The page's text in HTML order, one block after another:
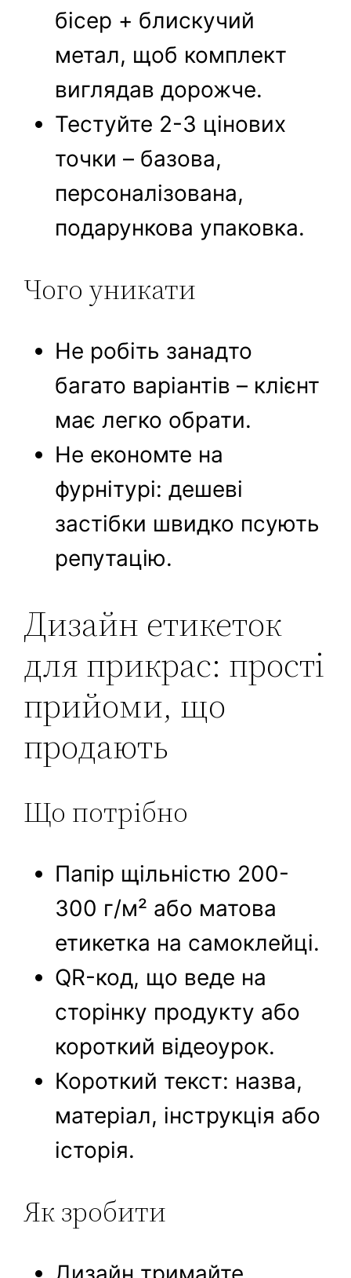
бісер + блискучий
метал, щоб комплект
виглядав дорожче.
Тестуйте 2-3 цінових
точки – базова,
персоналізована,
подарункова упаковка.
Чого уникати
Не робіть занадто
багато варіантів – клієнт
має легко обрати.
Не економте на
фурнітурі: дешеві
застібки швидко псують
репутацію.
Дизайн етикеток
для прикрас: прості
прийоми, що
продають
Що потрібно
Папір щільністю 200-
300 г/м² або матова
етикетка на самоклейці.
QR-код, що веде на
сторінку продукту або
короткий відеоурок.
Короткий текст: назва,
матеріал, інструкція або
історія.
Як зробити